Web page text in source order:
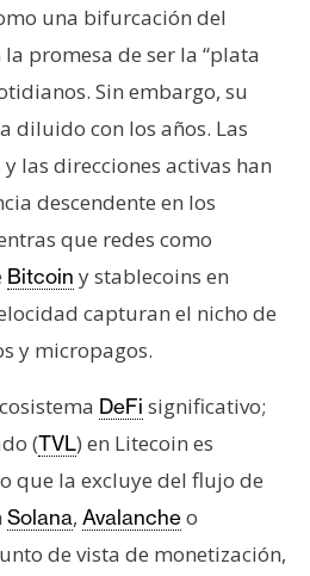
una bifurcación del
promesa de ser la “plata
Sin embargo, su
diluido con los años. Las
las direcciones activas han
descendente en los
que redes como
Bitcoin y stablecoins en
capturan el nicho de
y micropagos.
DeFi significativo;
(TVL) en Litecoin es
que la excluye del flujo de
Solana, Avalancheo
de vista de monetización,